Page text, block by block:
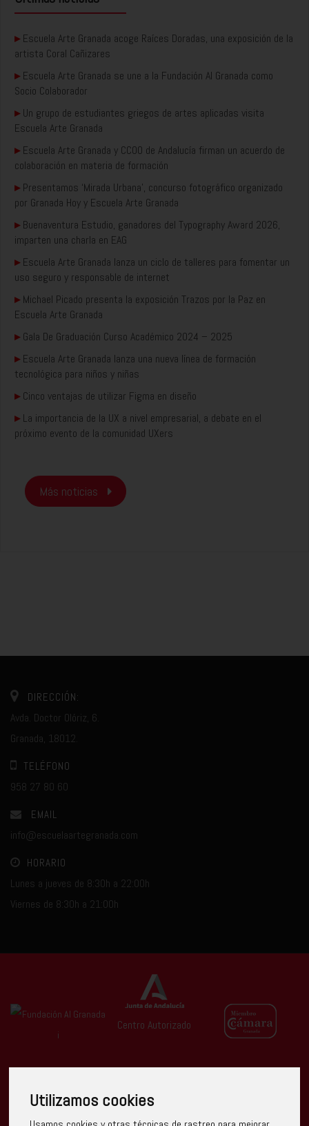
Utilizamos cookies
▸Escuela Arte Granada acoge Raíces Doradas, una exposición de la
artista Coral Cañizares
▸Escuela Arte Granada se une a la Fundación AI Granada como
Socio Colaborador
▸Un grupo de estudiantes griegos de artes aplicadas visita
Escuela Arte Granada
▸Escuela Arte Granada y CCOO de Andalucía firman un acuerdo de
colaboración en materia de formación
▸Presentamos ‘Mirada Urbana’, concurso fotográfico organizado
por Granada Hoy y Escuela Arte Granada
▸Buenaventura Estudio, ganadores del Typography Award 2026,
imparten una charla en EAG
▸Escuela Arte Granada lanza un ciclo de talleres para fomentar un
uso seguro y responsable de internet
▸Michael Picado presenta la exposición Trazos por la Paz en
Escuela Arte Granada
▸Gala De Graduación Curso Académico 2024 – 2025
▸Escuela Arte Granada lanza una nueva línea de formación
tecnológica para niños y niñas
▸Cinco ventajas de utilizar Figma en diseño
▸La importancia de la UX a nivel empresarial, a debate en el
próximo evento de la comunidad UXers
Más noticias
DIRECCIÓN:
Avda. Doctor Olóriz, 6.
Granada, 18012.
TELÉFONO
958 27 80 60
EMAIL
info@escuelaartegranada.com
HORARIO
Lunes a jueves de 8:30h a 22:00h
Viernes de 8:30h a 21:00h
Centro Autorizado